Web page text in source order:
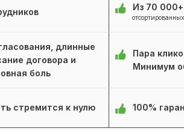
Из 70
длинные
договора и
боль
Пара
Минимум
стремится к нулю 100%